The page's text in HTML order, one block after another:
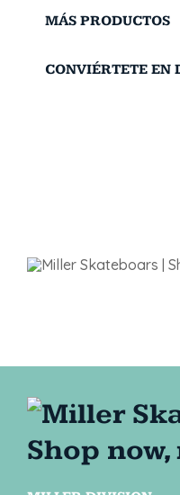
MÁS PRODUCTOS
CONVIÉRTETE EN